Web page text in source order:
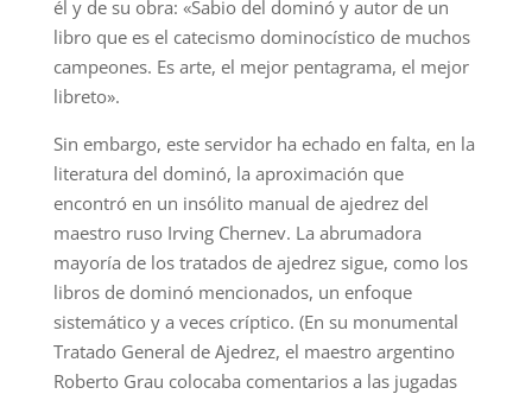
él y de su obra: «Sabio del dominó y autor de un
libro que es el catecismo dominocístico de muchos
campeones. Es arte, el mejor pentagrama, el mejor
libreto».
Sin embargo, este servidor ha echado en falta, en la
literatura del dominó, la aproximación que
encontró en un insólito manual de ajedrez del
maestro ruso Irving Chernev. La abrumadora
mayoría de los tratados de ajedrez sigue, como los
libros de dominó mencionados, un enfoque
sistemático y a veces críptico. (En su monumental
Tratado General de Ajedrez, el maestro argentino
Roberto Grau colocaba comentarios a las jugadas